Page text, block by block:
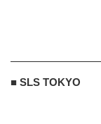
■ SLS TOKYO